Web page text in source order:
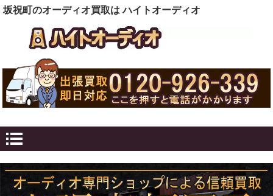
坂祝町のオーディオ買取は ハイトオーディオ